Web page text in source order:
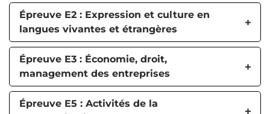
Épreuve E2 : Expression et culture en
langues vivantes et étrangères
Épreuve E3 : Économie, droit,
management des entreprises
Épreuve E5 : Activités de la